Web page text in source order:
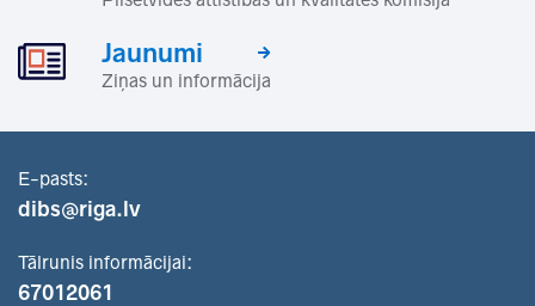
Jaunumi
Ziņas un informācija
E-pasts:
dibs@riga.lv
Tālrunis informācijai:
67012061